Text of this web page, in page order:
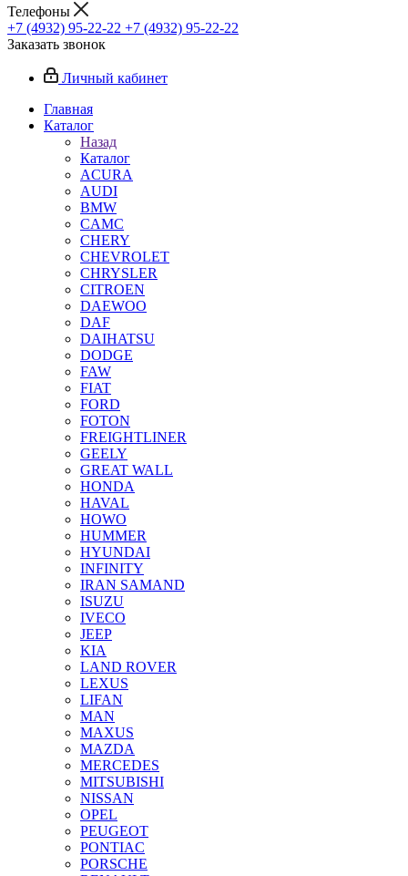
Телефоны
+7 (4932) 95-22-22 +7 (4932) 95-22-22
Заказать звонок
Личный кабинет
Главная
Каталог
Назад
Каталог
ACURA
AUDI
BMW
CAMC
CHERY
CHEVROLET
CHRYSLER
CITROEN
DAEWOO
DAF
DAIHATSU
DODGE
FAW
FIAT
FORD
FOTON
FREIGHTLINER
GEELY
GREAT WALL
HONDA
HAVAL
HOWO
HUMMER
HYUNDAI
INFINITY
IRAN SAMAND
ISUZU
IVECO
JEEP
KIA
LAND ROVER
LEXUS
LIFAN
MAN
MAXUS
MAZDA
MERCEDES
MITSUBISHI
NISSAN
OPEL
PEUGEOT
PONTIAC
PORSCHE